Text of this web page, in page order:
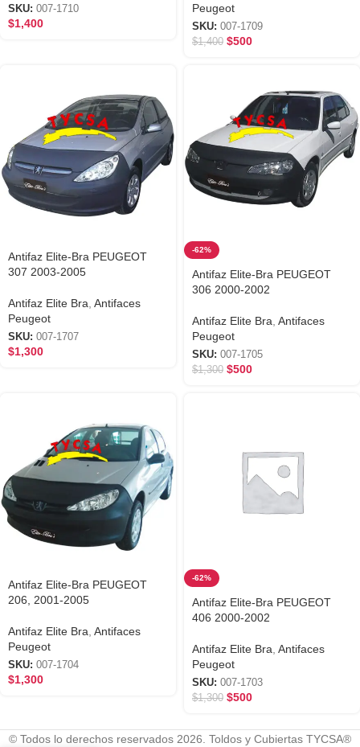
SKU: 007-1710
$1,400
Peugeot
SKU: 007-1709
$1,400 $500
Antifaz Elite-Bra PEUGEOT
307 2003-2005
Antifaz Elite Bra Antifaces
Peugeot
SKU: 007-1707
$1,300
-62%
Antifaz Elite-Bra PEUGEOT
306 2000-2002
Antifaz Elite Bra Antifaces
Peugeot
SKU: 007-1705
$1,300 $500
Antifaz Elite-Bra PEUGEOT
206, 2001-2005
Antifaz Elite Bra Antifaces
Peugeot
SKU: 007-1704
$1,300
-62%
Antifaz Elite-Bra PEUGEOT
406 2000-2002
Antifaz Elite Bra Antifaces
Peugeot
SKU: 007-1703
$1,300 $500
© Todos lo derechos reservados 2026. Toldos y Cubiertas TYCSA®